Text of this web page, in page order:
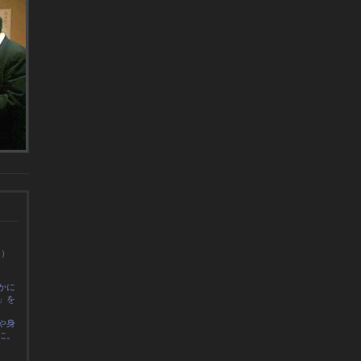
に
を
身